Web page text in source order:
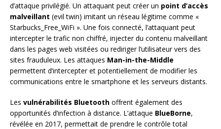
d’attaque privilégié. Un attaquant peut créer un point d’accès
malveillant (evil twin) imitant un réseau légitime comme «
Starbucks_Free_WiFi ». Une fois connecté, l’attaquant peut
intercepter le trafic non chiffré, injecter du contenu malveillant
dans les pages web visitées ou rediriger l’utilisateur vers des
sites frauduleux. Les attaques Man-in-the-Middle
permettent d’intercepter et potentiellement de modifier les
communications entre le smartphone et les serveurs distants.
Les vulnérabilités Bluetooth offrent également des
opportunités d’infection à distance. L’attaque BlueBorne,
révélée en 2017, permettait de prendre le contrôle total